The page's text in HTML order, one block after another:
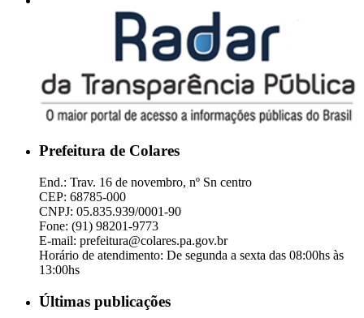
Prefeitura de Colares
End.: Trav. 16 de novembro, nº Sn centro
CEP: 68785-000
CNPJ: 05.835.939/0001-90
Fone: (91) 98201-9773
E-mail: prefeitura@colares.pa.gov.br
Horário de atendimento: De segunda a sexta das 08:00hs às
13:00hs
Últimas publicações